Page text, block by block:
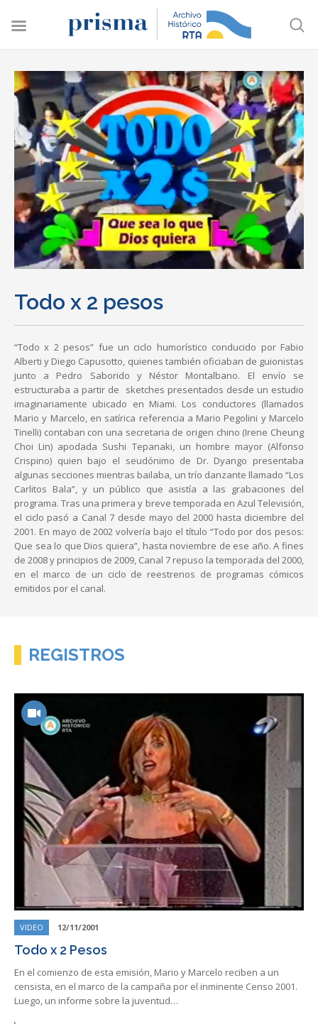
Todo x 2 pesos
“Todo x 2 pesos” fue un ciclo humorístico conducido por Fabio
Alberti y Diego Capusotto, quienes también oficiaban de guionistas
junto a Pedro Saborido y Néstor Montalbano. El envío se
estructuraba a partir de sketches presentados desde un estudio
imaginariamente ubicado en Miami. Los conductores (llamados
Mario y Marcelo, en satírica referencia a Mario Pegolini y Marcelo
Tinelli) contaban con una secretaria de origen chino (Irene Cheung
Choi Lin) apodada Sushi Tepanaki, un hombre mayor (Alfonso
Crispino) quien bajo el seudónimo de Dr. Dyango presentaba
algunas secciones mientras bailaba, un trío danzante llamado “Los
Carlitos Bala”, y un público que asistía a las grabaciones del
programa. Tras una primera y breve temporada en Azul Televisión,
el ciclo pasó a Canal 7 desde mayo del 2000 hasta diciembre del
2001. En mayo de 2002 volvería bajo el título “Todo por dos pesos:
Que sea lo que Dios quiera”, hasta noviembre de ese año. A fines
de 2008 y principios de 2009, Canal 7 repuso la temporada del 2000,
en el marco de un ciclo de reestrenos de programas cómicos
emitidos por el canal.
REGISTROS
VIDEO 12/11/2001
Todo x 2 Pesos
En el comienzo de esta emisión, Mario y Marcelo reciben a un
censista, en el marco de la campaña por el inminente Censo 2001.
Luego, un informe sobre la juventud…